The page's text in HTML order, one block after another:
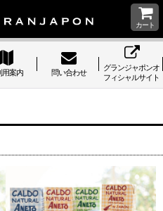
カート
用案内 問い合わせ
グランジャポンオ
フィシャルサイト